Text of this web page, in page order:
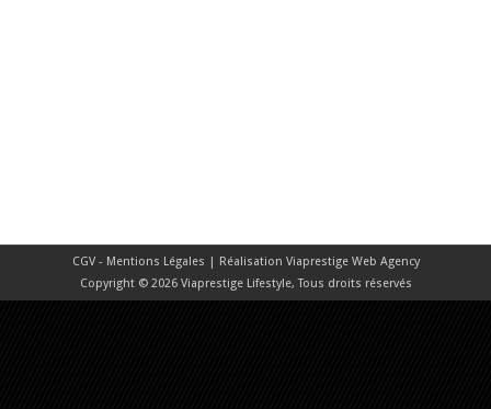
CGV - Mentions Légales | Réalisation Viaprestige Web Agency
Copyright © 2026 Viaprestige Lifestyle, Tous droits réservés